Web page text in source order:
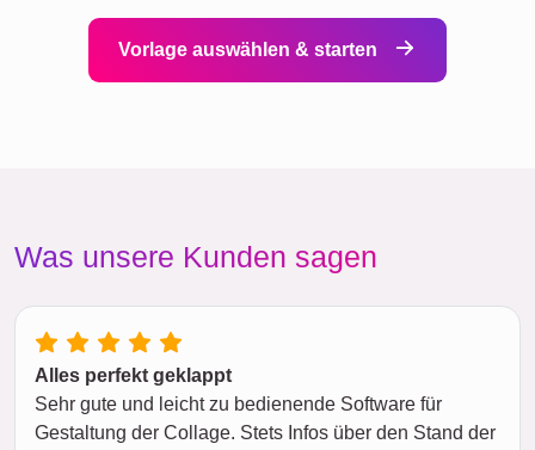
Vorlage auswählen & starten
Was unsere Kunden sagen
Alles perfekt geklappt
Sehr gute und leicht zu bedienende Software für
Gestaltung der Collage. Stets Infos über den Stand der